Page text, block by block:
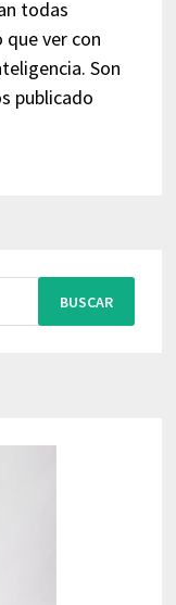
todas
ver con
Son
publicado